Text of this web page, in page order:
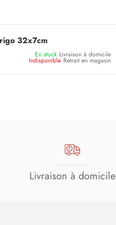
32x7cm
En stock Livraison à domicile
Indisponible Retrait en magasin
Livraison à domicile